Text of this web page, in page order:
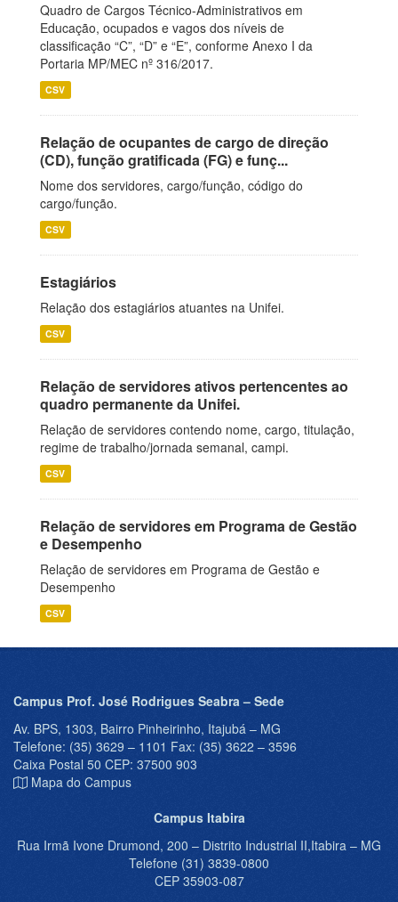
Quadro de Cargos Técnico-Administrativos em
Educação, ocupados e vagos dos níveis de
classificação “C”, “D” e “E”, conforme Anexo I da
Portaria MP/MEC nº 316/2017.
CSV
Relação de ocupantes de cargo de direção
(CD), função gratificada (FG) e funç...
Nome dos servidores, cargo/função, código do
cargo/função.
CSV
Estagiários
Relação dos estagiários atuantes na Unifei.
CSV
Relação de servidores ativos pertencentes ao
quadro permanente da Unifei.
Relação de servidores contendo nome, cargo, titulação,
regime de trabalho/jornada semanal, campi.
CSV
Relação de servidores em Programa de Gestão
e Desempenho
Relação de servidores em Programa de Gestão e
Desempenho
CSV
Campus Prof. José Rodrigues Seabra – Sede
Av. BPS, 1303, Bairro Pinheirinho, Itajubá – MG
Telefone: (35) 3629 – 1101 Fax: (35) 3622 – 3596
Caixa Postal 50 CEP: 37500 903
Mapa do Campus
Campus Itabira
Rua Irmã Ivone Drumond, 200 – Distrito Industrial II,Itabira – MG
Telefone (31) 3839-0800
CEP 35903-087